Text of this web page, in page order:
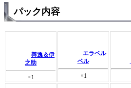
パック内容
善逸＆伊
之助
×1
エラベル
ベル
×1